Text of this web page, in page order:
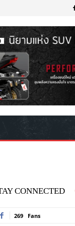
CONNECTED
269 Fans